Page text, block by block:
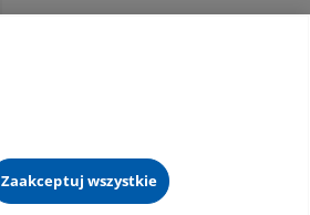
Zaakceptuj wszystkie